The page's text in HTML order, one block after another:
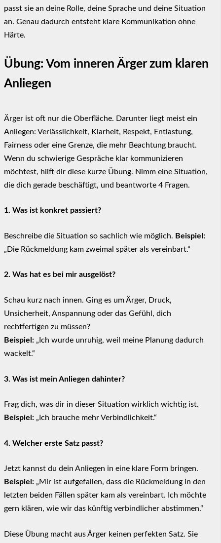
passt sie an deine Rolle, deine Sprache und deine Situation
an. Genau dadurch entsteht klare Kommunikation ohne
Härte.
Übung: Vom inneren Ärger zum klaren
Anliegen
Ärger ist oft nur die Oberfläche. Darunter liegt meist ein
Anliegen: Verlässlichkeit, Klarheit, Respekt, Entlastung,
Fairness oder eine Grenze, die mehr Beachtung braucht.
Wenn du schwierige Gespräche klar kommunizieren
möchtest, hilft dir diese kurze Übung. Nimm eine Situation,
die dich gerade beschäftigt, und beantworte 4 Fragen.
1. Was ist konkret passiert?
Beschreibe die Situation so sachlich wie möglich. Beispiel:
„Die Rückmeldung kam zweimal später als vereinbart.“
2. Was hat es bei mir ausgelöst?
Schau kurz nach innen. Ging es um Ärger, Druck,
Unsicherheit, Anspannung oder das Gefühl, dich
rechtfertigen zu müssen?
Beispiel: „Ich wurde unruhig, weil meine Planung dadurch
wackelt.“
3. Was ist mein Anliegen dahinter?
Frag dich, was dir in dieser Situation wirklich wichtig ist.
Beispiel: „Ich brauche mehr Verbindlichkeit.“
4. Welcher erste Satz passt?
Jetzt kannst du dein Anliegen in eine klare Form bringen.
Beispiel: „Mir ist aufgefallen, dass die Rückmeldung in den
letzten beiden Fällen später kam als vereinbart. Ich möchte
gern klären, wie wir das künftig verbindlicher abstimmen.“
Diese Übung macht aus Ärger keinen perfekten Satz. Sie